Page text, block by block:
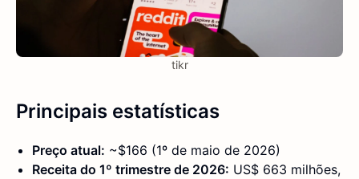
tikr
Principais estatísticas
Preço atual: ~$166 (1º de maio de 2026)
Receita do 1º trimestre de 2026: US$ 663 milhões,